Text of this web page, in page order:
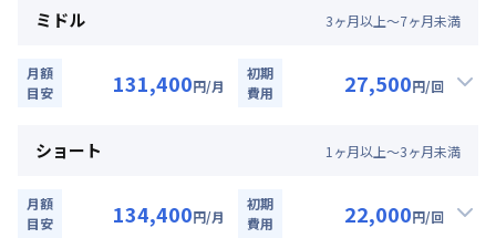
月額賃料目安詳細料金（30日利用）
光熱費：
24,000円/月 (800円/日) (税抜)
清掃料：
25,000円/回 (税抜)
管理費：24,000円/月 (800円/日)
契約事務手数料
（税抜）
ミドル 3ヶ月以上～7ヶ月未満
月額
目安
131,400円/月
初期
費用
27,500円/回
月額賃料目安詳細料金（30日利用）
光熱費：
24,000円/月 (800円/日) (税抜)
清掃料：
20,000円/回 (税抜)
ショート 1 ヶ月以上～3ヶ月未満
月額
目安
134,400円/月
初期
費用
22,000円/回